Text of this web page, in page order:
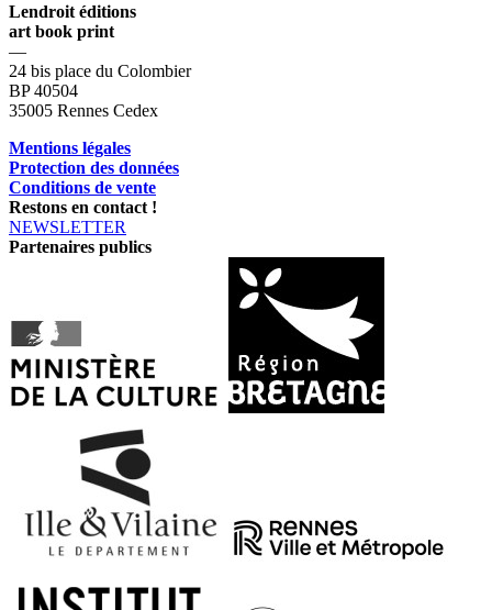
Lendroit éditions
art book print
—
24 bis place du Colombier
BP 40504
35005 Rennes Cedex
Mentions légales
Protection des données
Conditions de vente
Restons en contact !
NEWSLETTER
Partenaires publics